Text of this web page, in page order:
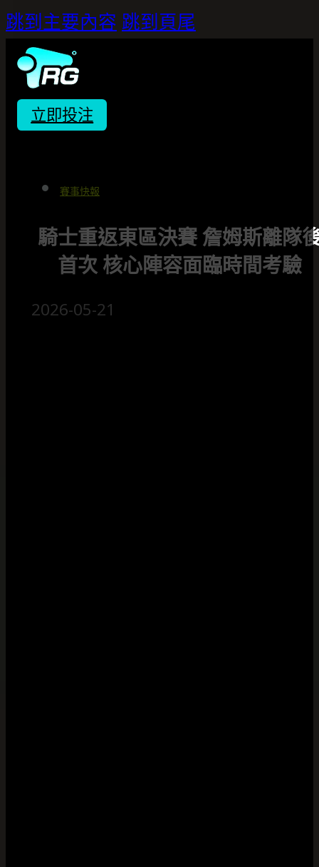
跳到主要內容 跳到頁尾
立即投注
賽事快報
騎士重返東區決賽 詹姆斯離隊
首次 核心陣容面臨時間考驗
2026-05-21